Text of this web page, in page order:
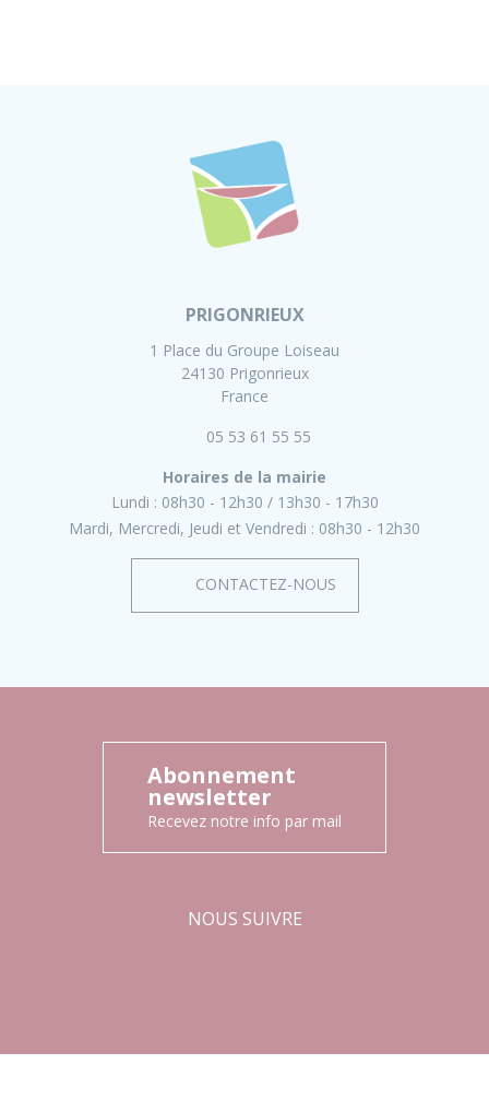
PRIGONRIEUX
1 Place du Groupe Loiseau
24130 Prigonrieux
France
05 53 61 55 55
Horaires de la mairie
Lundi : 08h30 - 12h30
13h30 - 17h30
Mardi, Mercredi, Jeudi et Vendredi : 08h30 - 12h30
CONTACTEZ-NOUS
Abonnement
newsletter
Recevez notre info par mail
NOUS SUIVRE